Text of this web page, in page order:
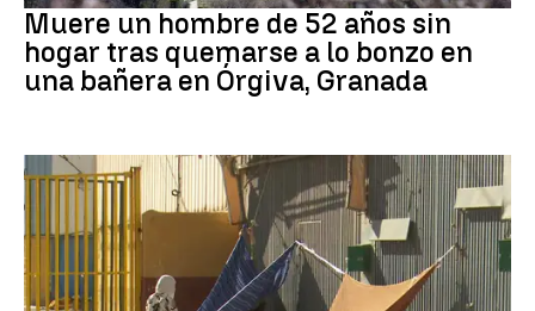
Muere un hombre de 52 años sin
hogar tras quemarse a lo bonzo en
una bañera en Órgiva, Granada